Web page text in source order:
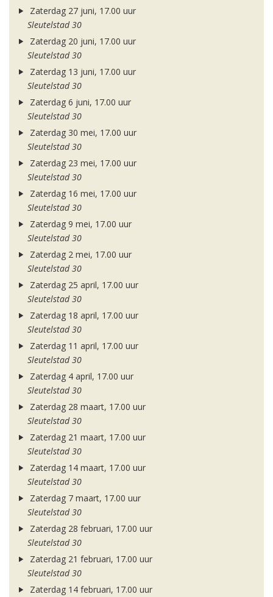
Zaterdag 27 juni, 17.00 uur
Sleutelstad 30
Zaterdag 20 juni, 17.00 uur
Sleutelstad 30
Zaterdag 13 juni, 17.00 uur
Sleutelstad 30
Zaterdag 6 juni, 17.00 uur
Sleutelstad 30
Zaterdag 30 mei, 17.00 uur
Sleutelstad 30
Zaterdag 23 mei, 17.00 uur
Sleutelstad 30
Zaterdag 16 mei, 17.00 uur
Sleutelstad 30
Zaterdag 9 mei, 17.00 uur
Sleutelstad 30
Zaterdag 2 mei, 17.00 uur
Sleutelstad 30
Zaterdag 25 april, 17.00 uur
Sleutelstad 30
Zaterdag 18 april, 17.00 uur
Sleutelstad 30
Zaterdag 11 april, 17.00 uur
Sleutelstad 30
Zaterdag 4 april, 17.00 uur
Sleutelstad 30
Zaterdag 28 maart, 17.00 uur
Sleutelstad 30
Zaterdag 21 maart, 17.00 uur
Sleutelstad 30
Zaterdag 14 maart, 17.00 uur
Sleutelstad 30
Zaterdag 7 maart, 17.00 uur
Sleutelstad 30
Zaterdag 28 februari, 17.00 uur
Sleutelstad 30
Zaterdag 21 februari, 17.00 uur
Sleutelstad 30
Zaterdag 14 februari, 17.00 uur